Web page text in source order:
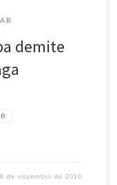
demite
de novembro de 2016